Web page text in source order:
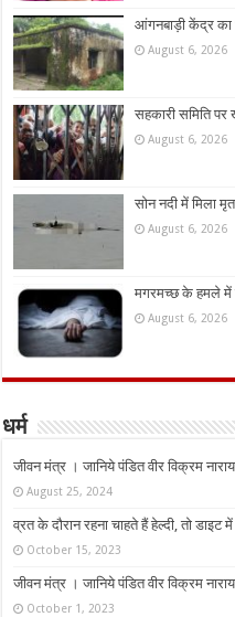
आंगनबाड़ी केंद्र
August 6, 2026
सहकारी समिति
August 6, 2026
सोन नदी में मिला
August 6, 2026
मगरमच्छ के हमले में
August 6, 2026
धर्म
जीवन मंत्र । जानिये पंडित वीर विक्रम
August 25, 2024
व्रत के दौरान रहना चाहते हैं हेल्दी, तो
October 15, 2023
जीवन मंत्र । जानिये पंडित वीर विक्रम
October 1, 2023